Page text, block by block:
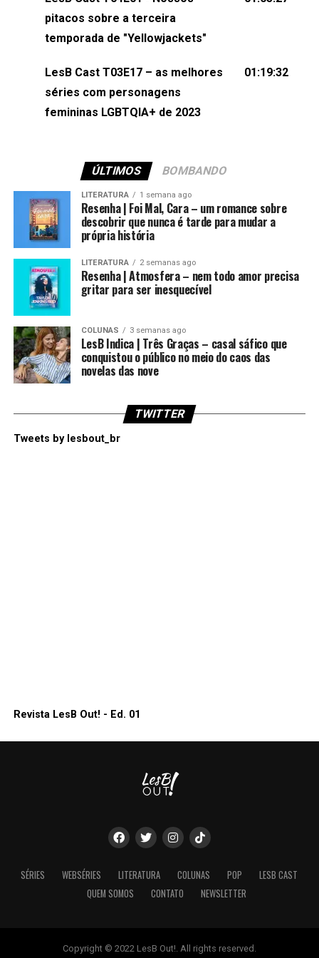
(⁠⁠⁠⁠@brunarfentanes⁠⁠⁠⁠) e Pollyelly FlorêncioEdição de
Naiady Machado
pitacos sobre a terceira
temporada de "Yellowjackets"
LesB Cast T03E17 – as melhores
séries com personagens
femininas LGBTQIA+ de 2023
01:19:32
ÚLTIMOS BOMBANDO
LITERATURA 1 semana ago
Resenha | Foi Mal, Cara – um romance sobre
descobrir que nunca é tarde para mudar a
própria história
LITERATURA 2 semanas ago
Resenha | Atmosfera – nem todo amor precisa
gritar para ser inesquecível
COLUNAS 3 semanas ago
LesB Indica | Três Graças – casal sáfico que
conquistou o público no meio do caos das
novelas das nove
TWITTER
Tweets by lesbout_br
Revista LesB Out! - Ed. 01
SÉRIES WEBSÉRIES LITERATURA COLUNAS POP
LESB CAST
QUEM SOMOS
CONTATO NEWSLETTER
Copyright © 2022 LesB Out!. All rights reserved.